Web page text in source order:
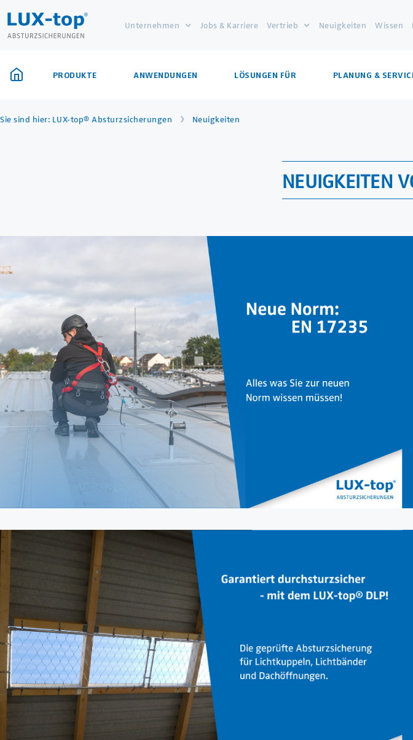
Unternehmen Jobs & Karriere Vertrieb Neuigkeiten Wissen
PRODUKTE ANWENDUNGEN LÖSUNGEN FÜR PLANUNG &
Sie sind hier: LUX-top® Absturzsicherungen › Neuigkeiten
NEUIGKEITEN